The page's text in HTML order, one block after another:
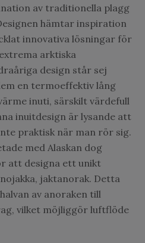
av traditionella plagg
hämtar inspiration
innovativa lösningar för
arktiska
design står sej
en termoeffektiv lång
inuti, särskilt värdefull
inuitdesign är lysande att
praktisk när man rör sig.
med Alaskan dog
att designa ett unikt
jaktanorak. Detta
av anoraken till
vilket möjliggör luftflöde